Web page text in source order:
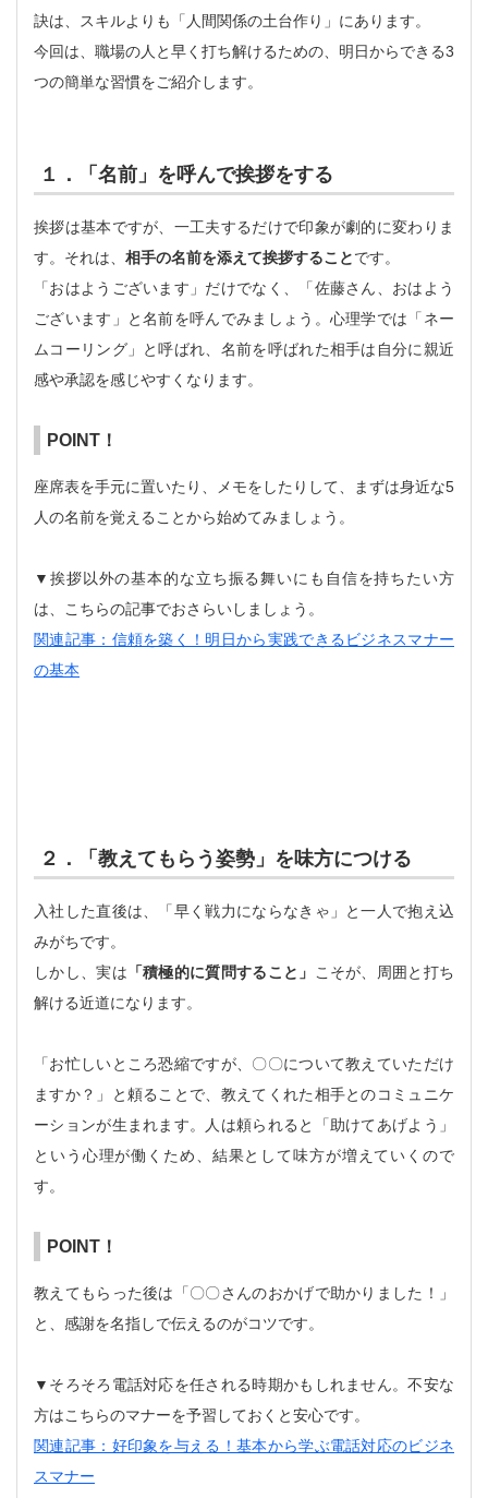
訣は、スキルよりも「人間関係の土台作り」にあります。
今回は、職場の人と早く打ち解けるための、明日からできる3
つの簡単な習慣をご紹介します。
１．「名前」を呼んで挨拶をする
挨拶は基本ですが、一工夫するだけで印象が劇的に変わりま
す。それは、 相手の名前を添えて挨拶することです。
「おはようございます」だけでなく、「佐藤さん、おはよう
ございます」と名前を呼んでみましょう。心理学では「ネー
ムコーリング」と呼ばれ、名前を呼ばれた相手は自分に親近
感や承認を感じやすくなります。
POINT！
座席表を手元に置いたり、メモをしたりして、まずは身近な5
人の名前を覚えることから始めてみましょう。
▼挨拶以外の基本的な立ち振る舞いにも自信を持ちたい方
は、こちらの記事でおさらいしましょう。
関連記事：信頼を築く！明日から実践できるビジネスマナー
の基本
２．「教えてもらう姿勢」を味方につける
入社した直後は、「早く戦力にならなきゃ」と一人で抱え込
みがちです。
しかし、実は 「積極的に質問すること」
こそが、周囲と打ち
解ける近道になります。
「お忙しいところ恐縮ですが、〇〇について教えていただけ
ますか？」と頼ることで、教えてくれた相手とのコミュニケ
ーションが生まれます。人は頼られると「助けてあげよう」
という心理が働くため、結果として味方が増えていくので
す。
POINT！
教えてもらった後は「〇〇さんのおかげで助かりました！」
と、感謝を名指しで伝えるのがコツです。
▼そろそろ電話対応を任される時期かもしれません。不安な
方はこちらのマナーを予習しておくと安心です。
関連記事：好印象を与える！基本から学ぶ電話対応のビジネ
スマナー